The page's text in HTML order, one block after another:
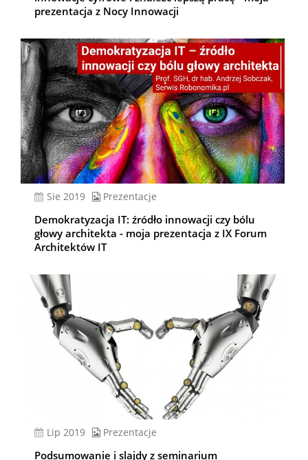
prezentacja z Nocy Innowacji
sie 2019 Prezentacje
Demokratyzacja IT: źródło innowacji czy bólu
głowy architekta - moja prezentacja z IX Forum
Architektów IT
lip 2019 Prezentacje
Podsumowanie i slajdy z seminarium